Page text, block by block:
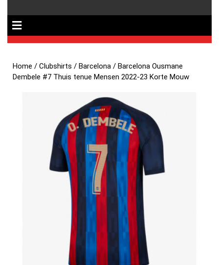
Home /Clubshirts /Barcelona / Barcelona Ousmane
Dembele #7 Thuis tenue Mensen 2022-23 Korte Mouw